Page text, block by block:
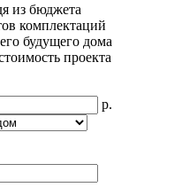
из бюджета
комплектаций
будущего дома
проекта
р.